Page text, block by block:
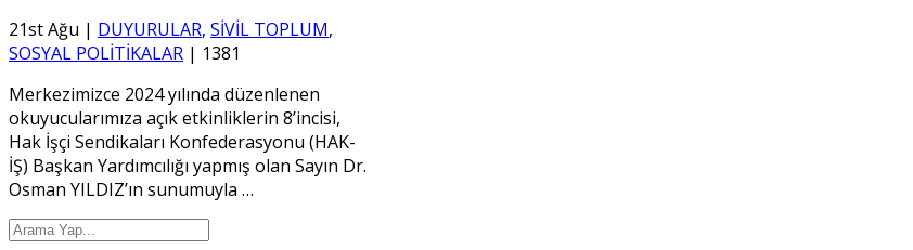
21st Ağu | DUYURULAR, SİVİL TOPLUM,
SOSYAL POLİTİKALAR | 1381
Merkezimizce 2024 yılında düzenlenen
okuyucularımıza açık etkinliklerin 8’incisi,
Hak İşçi Sendikaları Konfederasyonu (HAK-
İŞ) Başkan Yardımcılığı yapmış olan Sayın Dr.
Osman YILDIZ’ın sunumuyla …